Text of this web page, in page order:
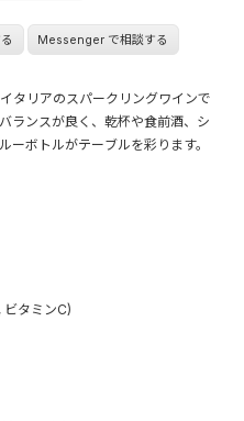
Messenger で相談する
タリアのスパークリングワインで
ランスが良く、乾杯や食前酒、シ
ーボトルがテーブルを彩ります。
ビタミンC)